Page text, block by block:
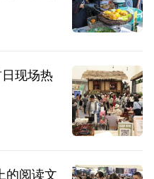
现场热
的阅读文